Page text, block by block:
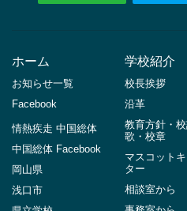
ホーム
お知らせ一覧
Facebook
情熱疾走 中国総体
中国総体 Facebook
岡山県
浅口市
学校紹介
校長挨拶
沿革
教育方針・
歌・校章
マスコット
ター
相談室から